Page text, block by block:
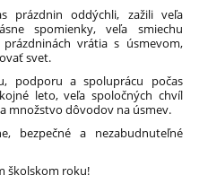
prázdnin oddýchli, zažili veľa
spomienky, veľa smiechu
vrátia s úsmevom,
svet.
podporu a spoluprácu počas
leto, veľa spoločných chvíľ
množstvo dôvodov na úsmev.
bezpečné a nezabudnuteľné
školskom roku!